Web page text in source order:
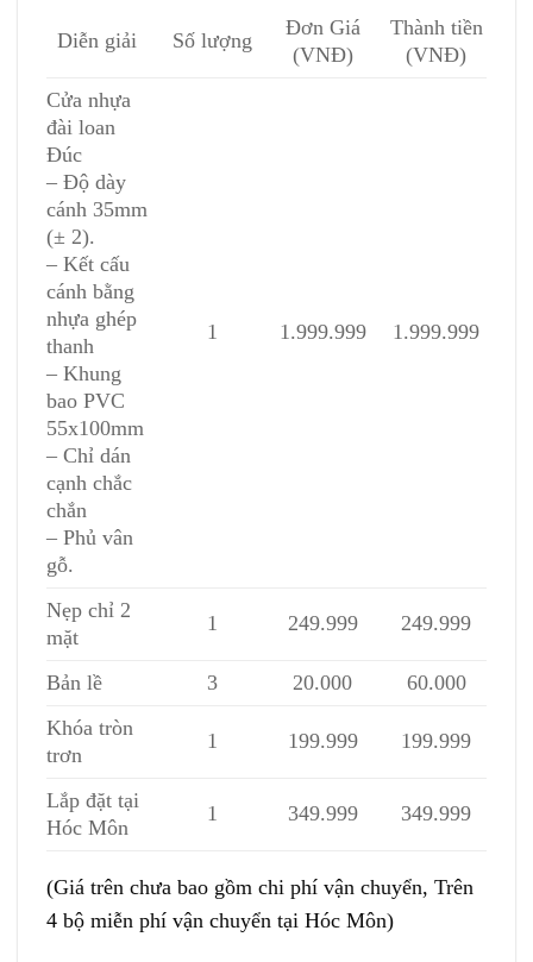
Diễn giải Số lượng
Đơn Giá
(VNĐ)
Thành tiền
(VNĐ)
Cửa nhựa
đài loan
Đúc
– Độ dày
cánh 35mm
(± 2).
– Kết cấu
cánh bằng
nhựa ghép
thanh
– Khung
bao PVC
55x100mm
– Chỉ dán
cạnh chắc
chắn
– Phủ vân
gỗ.
1 1.999.999 1.999.999
Nẹp chỉ 2
mặt
1 249.999 249.999
Bản lề 3 20.000
60.000
Khóa tròn
trơn
1 199.999 199.999
Lắp đặt tại
Hóc Môn
1 349.999 349.999
(Giá trên chưa bao gồm chi phí vận chuyển, Trên
4 bộ miễn phí vận chuyển tại Hóc Môn)